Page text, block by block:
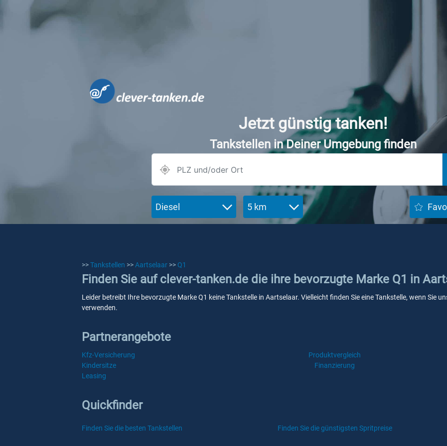
Jetzt günstig tanken!
Tankstellen in Deiner Umgebung finden
Diesel 5 km
>>Tankstellen >>Aartselaar >> Q1
Finden Sie auf clever-tanken.de die ihre bevorzugte Marke Q1 in
Leider betreibt Ihre bevorzugte Marke Q1 keine Tankstelle in Aartselaar. Vielleicht finden Sie eine Tankstelle, wenn Sie
verwenden.
Partnerangebote
Kfz-Versicherung Produktvergleich
Kindersitze
Finanzierung
Leasing
Quickfinder
Finden Sie die besten Tankstellen Finden Sie die günstigsten Spritpreise